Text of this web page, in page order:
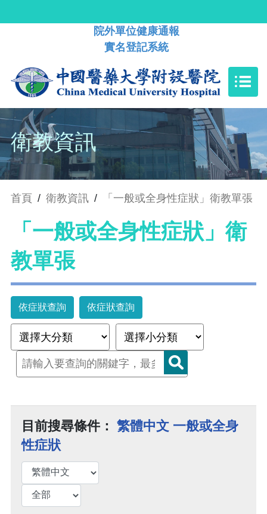
院外單位健康通報
實名登記系統
衛教資訊
首頁 / 衛教資訊 / 「一般或全身性症狀」衛教單張
「一般或全身性症狀」衛
教單張
依症狀查詢 依症狀查詢
目前搜尋條件： 繁體中文 一般或全身
性症狀